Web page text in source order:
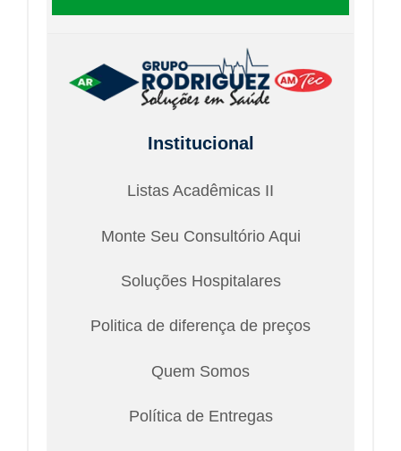
Institucional
Listas Acadêmicas II
Monte Seu Consultório Aqui
Soluções Hospitalares
Politica de diferença de preços
Quem Somos
Política de Entregas